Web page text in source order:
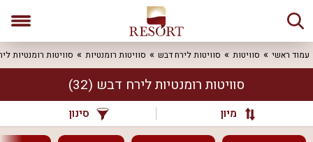
עמוד ראשי סוויטות סוויטות לירח דבש סוויטות רומנטיות סוויטות רומנטיות
סוויטות רומנטיות לירח דבש (32)
מיון סינון